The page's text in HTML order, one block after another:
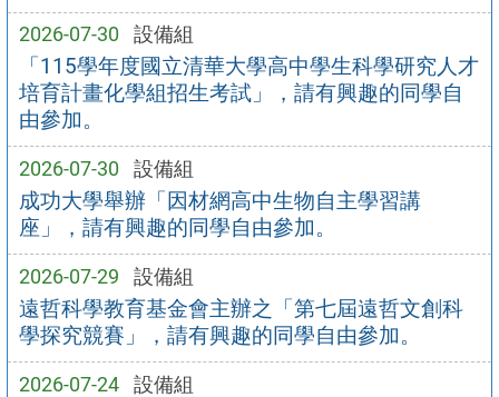
2026-07-30 設備組
「115學年度國立清華大學高中學生科學研究人才
培育計畫化學組招生考試」，請有興趣的同學自
由參加。
2026-07-30 設備組
成功大學舉辦「因材網高中生物自主學習講
座」，請有興趣的同學自由參加。
2026-07-29 設備組
遠哲科學教育基金會主辦之「第七屆遠哲文創科
學探究競賽」，請有興趣的同學自由參加。
2026-07-24 設備組